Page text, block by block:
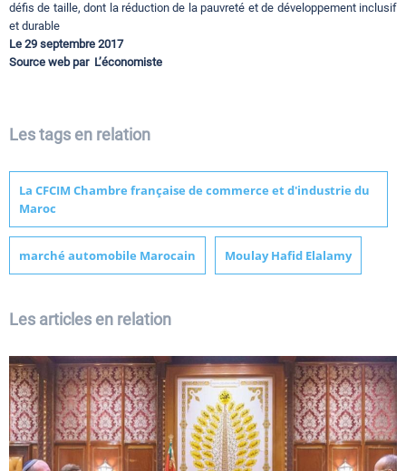
défis de taille, dont la réduction de la pauvreté et de développement inclusif
et durable
Le 29 septembre 2017
Source web par L’économiste
Les tags en relation
La CFCIM Chambre française de commerce et d'industrie du
Maroc
marché automobile Marocain Moulay Hafid Elalamy
Les articles en relation